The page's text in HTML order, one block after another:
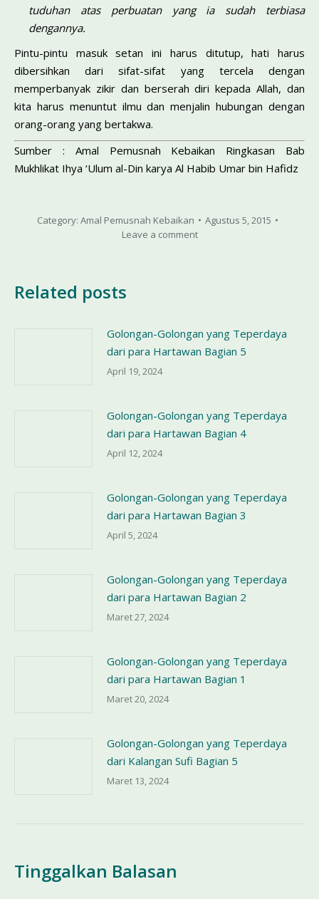
tuduhan atas perbuatan yang ia sudah terbiasa
dengannya.
Pintu-pintu masuk setan ini harus ditutup, hati harus
dibersihkan dari sifat-sifat yang tercela dengan
memperbanyak zikir dan berserah diri kepada Allah, dan
kita harus menuntut ilmu dan menjalin hubungan dengan
orang-orang yang bertakwa.
Sumber : Amal Pemusnah Kebaikan Ringkasan Bab
Mukhlikat Ihya ‘Ulum al-Din karya Al Habib Umar bin Hafidz
Category: Amal Pemusnah Kebaikan
Agustus 5, 2015
Leave a comment
Related posts
Golongan-Golongan yang Teperdaya
dari para Hartawan Bagian 5
April 19, 2024
Golongan-Golongan yang Teperdaya
dari para Hartawan Bagian 4
April 12, 2024
Golongan-Golongan yang Teperdaya
dari para Hartawan Bagian 3
April 5, 2024
Golongan-Golongan yang Teperdaya
dari para Hartawan Bagian 2
Maret 27, 2024
Golongan-Golongan yang Teperdaya
dari para Hartawan Bagian 1
Maret 20, 2024
Golongan-Golongan yang Teperdaya
dari Kalangan Sufi Bagian 5
Maret 13, 2024
Tinggalkan Balasan